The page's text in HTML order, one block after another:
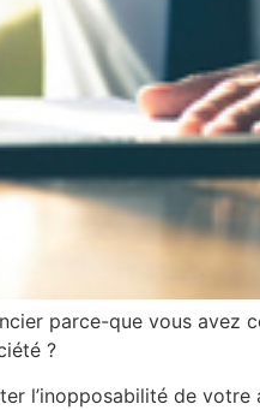
parce-que vous avez
?
l’inopposabilité de